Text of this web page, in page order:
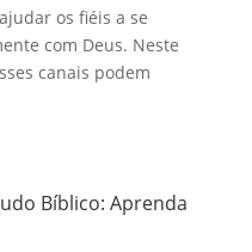
os fiéis a se
com Deus. Neste
canais podem
Bíblico: Aprenda